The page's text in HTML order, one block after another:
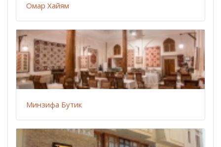
Омар Хайям
Минзифа Бутик